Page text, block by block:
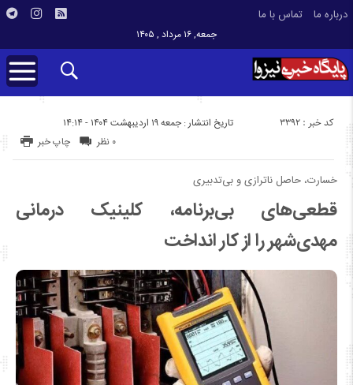
درباره ما تماس با ما
جمعه, ۱۶ مرداد , ۱۴۰۵
تاریخ انتشار : جمعه ۱۹ اردیبهشت ۱۴۰۴ - ۱۴:۱۴ کد خبر : 3392
چاپ خبر ۰ نظر
خسارت، حاصل ناترازی و بی‌تدبیری
قطعی‌های بی‌برنامه، کلینیک درمانی
مهدی‌شهر را از کار انداخت